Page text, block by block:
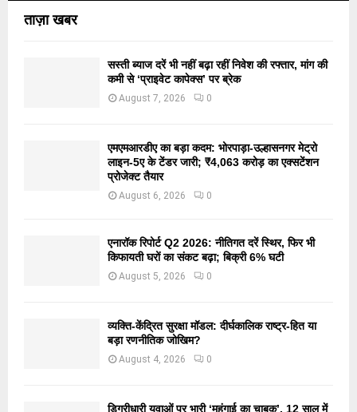
ताज़ा खबर
सस्ती ब्याज दरें भी नहीं बढ़ा रहीं निवेश की रफ्तार, मांग की
कमी से ‘प्राइवेट कापेक्स’ पर ब्रेक
August 7, 2026 0
एमएमआरडीए का बड़ा कदम: भोरपाड़ा-उल्हासनगर मेट्रो
लाइन-5ए के टेंडर जारी; ₹4,063 करोड़ का एक्सटेंशन
प्रोजेक्ट तैयार
August 6, 2026 0
एनारॉक रिपोर्ट Q2 2026: नीतिगत दरें स्थिर, फिर भी
किफायती घरों का संकट बढ़ा; बिक्री 6% घटी
August 5, 2026 0
व्यक्ति-केंद्रित सुरक्षा मॉडल: दीर्घकालिक राष्ट्र-हित या
बड़ा रणनीतिक जोखिम?
August 4, 2026 0
डिग्रीधारी युवाओं पर भारी ‘महंगाई का चाबुक’, 12 साल में